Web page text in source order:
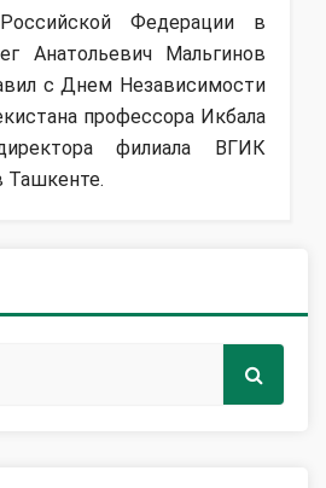
Федерации в
Анатольевич Мальгинов
с Днем Независимости
профессора Икбала
филиала ВГИК
Ташкенте.